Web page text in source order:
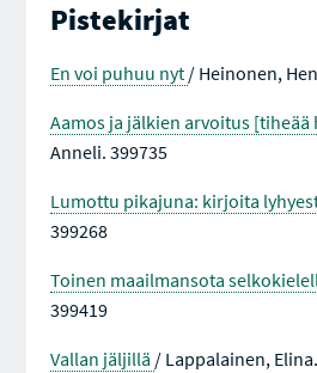
Pistekirjat
En voi puhuu nyt / Heinonen,
Aamos ja jälkien arvoitus [tiheää
Anneli. 399735
Lumottu pikajuna: kirjoita
399268
Toinen maailmansota
399419
Vallan jäljillä / Lappalainen,